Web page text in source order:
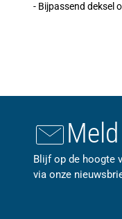
- Bijpassend deksel
Blijf op de hoogte
via onze